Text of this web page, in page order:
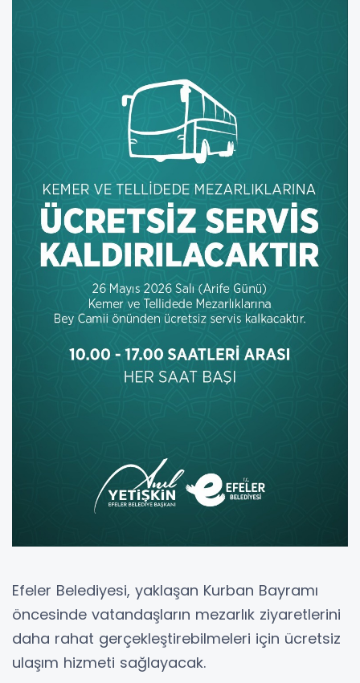
Efeler Belediyesi, yaklaşan Kurban Bayramı
öncesinde vatandaşların mezarlık ziyaretlerini
daha rahat gerçekleştirebilmeleri için ücretsiz
ulaşım hizmeti sağlayacak.